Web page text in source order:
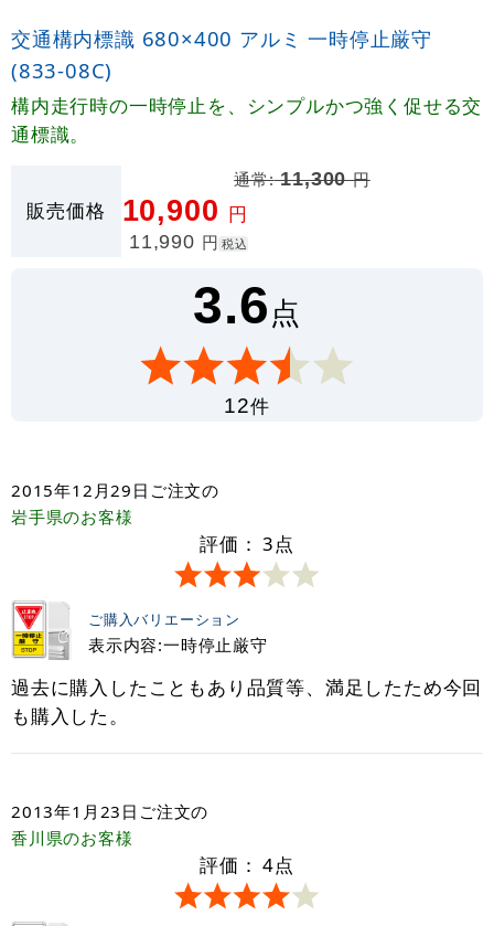
交通構内標識 680×400 アルミ 一時停止厳守
(833-08C)
構内走行時の一時停止を、シンプルかつ強く促せる交
通標識。
販売価格
通常:11,300円
10,900 円
11,990 円 税込
3.6点
12件
2015年12月29日 ご注文の
岩手県のお客様
評価： 3点
ご購入バリエーション
表示内容:一時停止厳守
過去に購入したこともあり品質等、満足したため今回
も購入した。
2013年1月23日 ご注文の
香川県のお客様
評価： 4点